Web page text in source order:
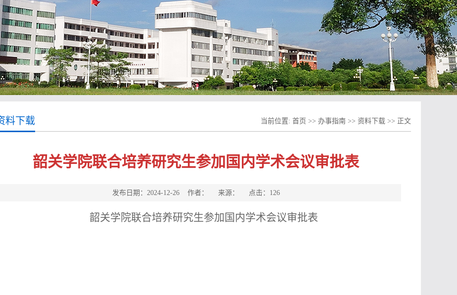
料下载 当前位置: 首页 >> 办事指南 >> 资料下载 >> 正文
韶关学院联合培养研究生参加国内学术会议审批表
发布日期：2024-12-26 作者： 来源： 点击： 126
韶关学院联合培养研究生参加国内学术会议审批表